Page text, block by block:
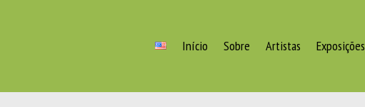
Início Sobre Artistas Exposições